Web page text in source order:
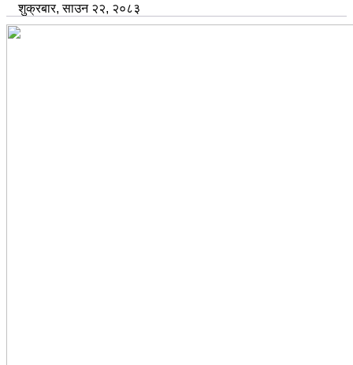
शुक्रबार, साउन २२, २०८३